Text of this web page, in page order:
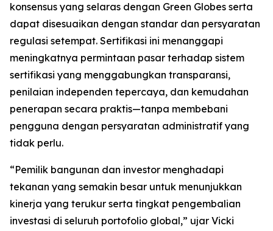
konsensus yang selaras dengan Green Globes serta
dapat disesuaikan dengan standar dan persyaratan
regulasi setempat. Sertifikasi ini menanggapi
meningkatnya permintaan pasar terhadap sistem
sertifikasi yang menggabungkan transparansi,
penilaian independen tepercaya, dan kemudahan
penerapan secara praktis—tanpa membebani
pengguna dengan persyaratan administratif yang
tidak perlu.
“Pemilik bangunan dan investor menghadapi
tekanan yang semakin besar untuk menunjukkan
kinerja yang terukur serta tingkat pengembalian
investasi di seluruh portofolio global,” ujar Vicki